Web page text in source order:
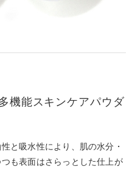
機能スキンケアパウダ
と吸水性により、肌の水分・
も表面はさらっとした仕上が